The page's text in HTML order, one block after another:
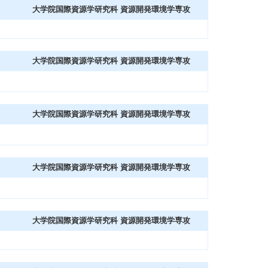
大学院国際資源学研究科 資源開発環境学専攻
大学院国際資源学研究科 資源開発環境学専攻
大学院国際資源学研究科 資源開発環境学専攻
大学院国際資源学研究科 資源開発環境学専攻
大学院国際資源学研究科 資源開発環境学専攻